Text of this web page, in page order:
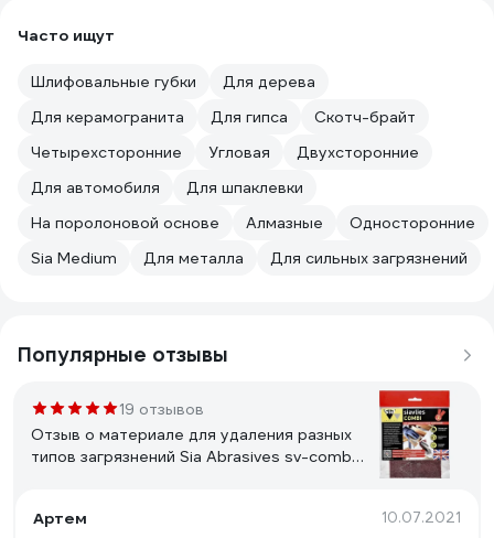
Часто ищут
Шлифовальные губки
Для дерева
Для керамогранита
Для гипса
Скотч-брайт
Четырехсторонние
Угловая
Двухсторонние
Для автомобиля
Для шпаклевки
На поролоновой основе
Алмазные
Односторонние
Sia Medium
Для металла Для сильных загрязнений
Популярные отзывы
19 отзывов
Отзыв о материале для удаления разных
типов загрязнений Sia Abrasives sv-combi-
Артем
10.07.2021